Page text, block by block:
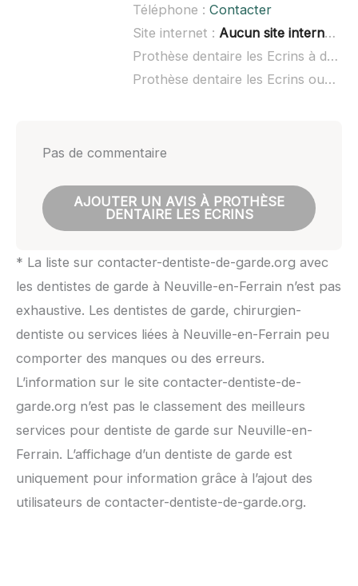
Téléphone : Contacter
Site internet : Aucun site internet connu
Prothèse dentaire les Ecrins à domicile :
Prothèse dentaire les Ecrins ouvert dimanche :
Pas de commentaire
AJOUTER UN AVIS À PROTHÈSE
DENTAIRE LES ECRINS
* La liste sur contacter-dentiste-de-garde.org avec
les dentistes de garde à Neuville-en-Ferrain n’est pas
exhaustive. Les dentistes de garde, chirurgien-
dentiste ou services liées à Neuville-en-Ferrain peu
comporter des manques ou des erreurs.
L’information sur le site contacter-dentiste-de-
garde.org n’est pas le classement des meilleurs
services pour dentiste de garde sur Neuville-en-
Ferrain. L’affichage d’un dentiste de garde est
uniquement pour information grâce à l’ajout des
utilisateurs de contacter-dentiste-de-garde.org.